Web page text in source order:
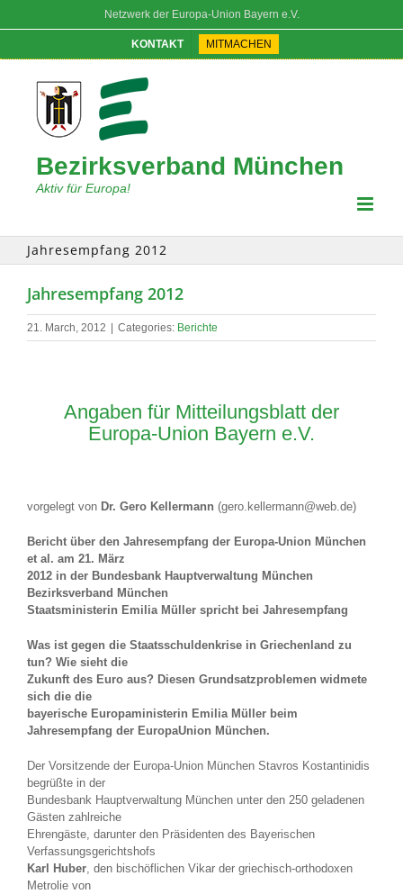
Netzwerk der Europa-Union Bayern e.V.
KONTAKT MITMACHEN
Bezirksverband München
Aktiv für Europa!
Jahresempfang 2012
Jahresempfang 2012
21. March, 2012 Categories: Berichte
Angaben für Mitteilungsblatt der
Europa-Union Bayern e.V.
vorgelegt von Dr. Gero Kellermann (gero.kellermann@web.de)
Bericht über den Jahresempfang der Europa-Union München
et al. am 21. März
2012 in der Bundesbank Hauptverwaltung München
Bezirksverband München
Staatsministerin Emilia Müller spricht bei Jahresempfang
Was ist gegen die Staatsschuldenkrise in Griechenland zu
tun? Wie sieht die
Zukunft des Euro aus? Diesen Grundsatzproblemen widmete
sich die die
bayerische Europaministerin Emilia Müller beim
Jahresempfang der EuropaUnion München.
Der Vorsitzende der Europa-Union München Stavros Kostantinidis
begrüßte in der
Bundesbank Hauptverwaltung München unter den 250 geladenen
Gästen zahlreiche
Ehrengäste, darunter den Präsidenten des Bayerischen
Verfassungsgerichtshofs
Karl Huber, den bischöflichen Vikar der griechisch-orthodoxen
Metrolie von